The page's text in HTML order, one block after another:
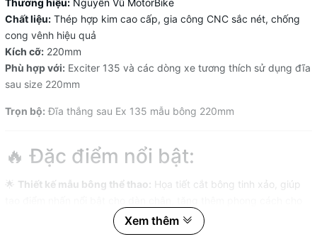
Thương hiệu: Nguyên Vũ MotorBike
Chất liệu: Thép hợp kim cao cấp, gia công CNC sắc nét, chống
cong vênh hiệu quả
Kích cỡ: 220mm
Phù hợp với: Exciter 135 và các dòng xe tương thích sử dụng đĩa
sau size 220mm
Trọn bộ: Đĩa thắng sau Ex 135 mẫu bông 220mm
🔥 Đặc điểm nổi bật:
🌟 Thiết kế mẫu bông thể thao: Họa tiết cắt bông tinh xảo, giúp
Chất liệu thép chất lượng cao:Độ cứng và độ bền vượt trội,
Xem thêm